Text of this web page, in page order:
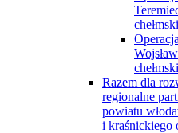
Razem dla
regionalne
powiatu
i kraśnickiego